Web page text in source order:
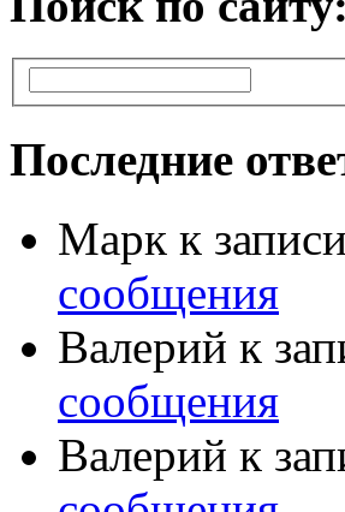
Последние
Марк к записи
сообщения
Валерий к
сообщения
Валерий к